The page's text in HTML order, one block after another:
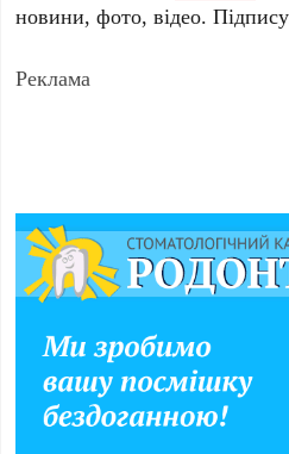
новини, фото, відео.
Реклама